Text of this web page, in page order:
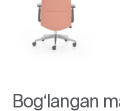
Bog‘langan